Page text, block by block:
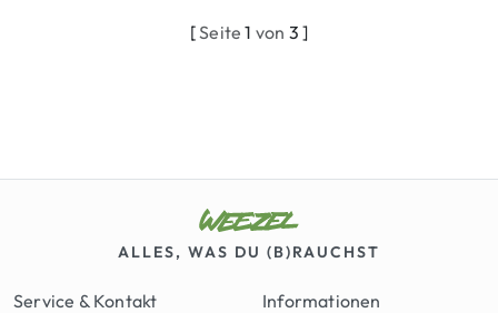
[Seite 1 von 3 ]
ALLES, WAS DU (B)RAUCHST
Service & Kontakt Informationen